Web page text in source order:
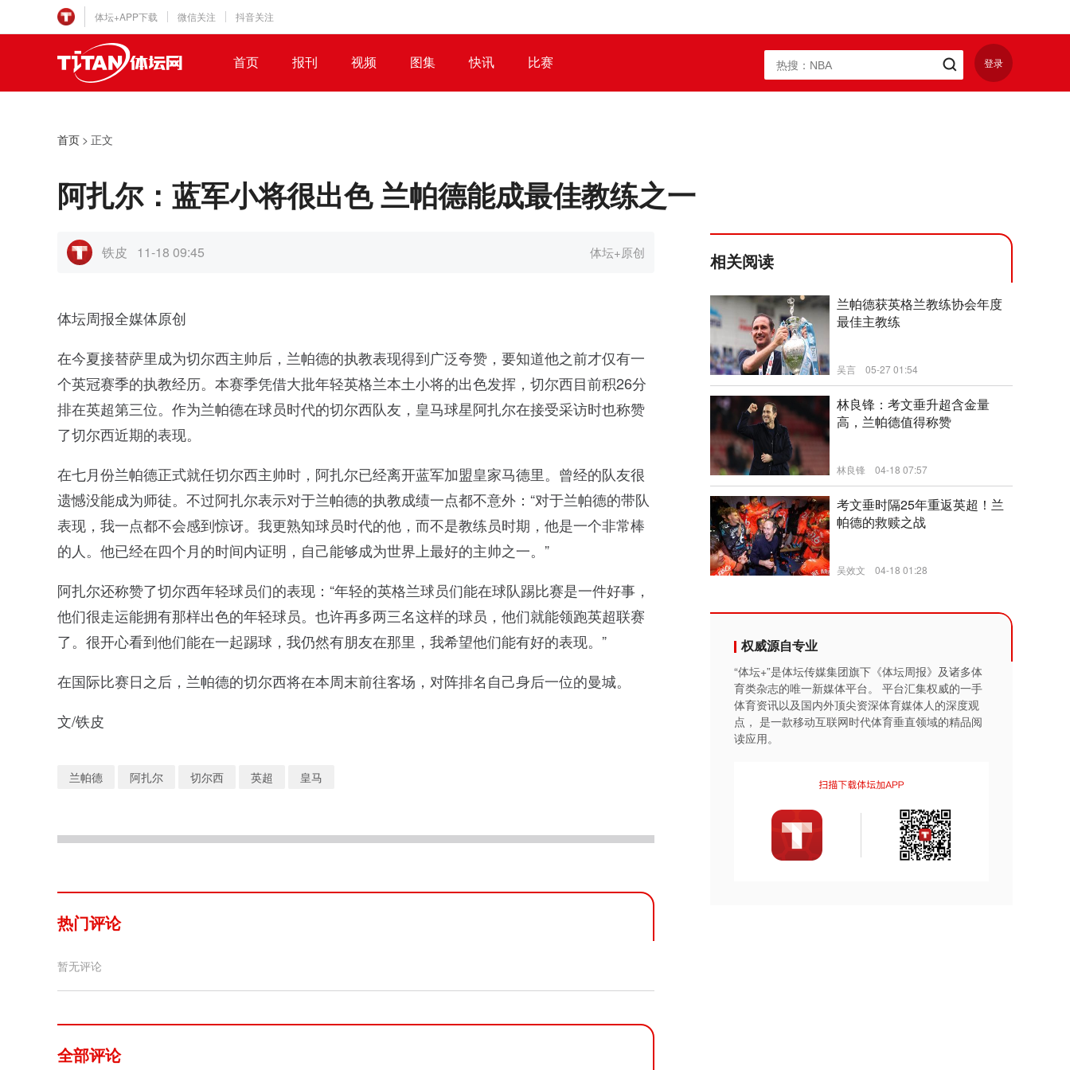
体坛+APP下载 微信关注 抖音关注
首页 报刊 视频 图集 快讯 比赛 登录
首页 > 正文
阿扎尔：蓝军小将很出色 兰帕德能成最佳教练之一
铁皮 11-18 09:45 体坛+原创
体坛周报全媒体原创
在今夏接替萨里成为切尔西主帅后，兰帕德的执教表现得到广泛夸赞，要知道他之前才仅有一
个英冠赛季的执教经历。本赛季凭借大批年轻英格兰本土小将的出色发挥，切尔西目前积26分
排在英超第三位。作为兰帕德在球员时代的切尔西队友，皇马球星阿扎尔在接受采访时也称赞
了切尔西近期的表现。
在七月份兰帕德正式就任切尔西主帅时，阿扎尔已经离开蓝军加盟皇家马德里。曾经的队友很
遗憾没能成为师徒。不过阿扎尔表示对于兰帕德的执教成绩一点都不意外：“对于兰帕德的带队
表现，我一点都不会感到惊讶。我更熟知球员时代的他，而不是教练员时期，他是一个非常棒
的人。他已经在四个月的时间内证明，自己能够成为世界上最好的主帅之一。”
阿扎尔还称赞了切尔西年轻球员们的表现：“年轻的英格兰球员们能在球队踢比赛是一件好事，
他们很走运能拥有那样出色的年轻球员。也许再多两三名这样的球员，他们就能领跑英超联赛
了。很开心看到他们能在一起踢球，我仍然有朋友在那里，我希望他们能有好的表现。”
在国际比赛日之后，兰帕德的切尔西将在本周末前往客场，对阵排名自己身后一位的曼城。
文/铁皮
兰帕德 阿扎尔 切尔西 英超 皇马
热门评论
暂无评论
全部评论
相关阅读
新闻
兰帕德获英格兰教练协会年度
最佳主教练
吴言 05-27 01:54
新闻
林良锋：考文垂升超含金量
高，兰帕德值得称赞
林良锋 04-18 07:57
考文垂时隔25年重返英超！兰
帕德的救赎之战
吴效文 04-18 01:28
权威源自专业
“体坛+”是体坛传媒集团旗下《体坛周报》及诸多体
育类杂志的唯一新媒体平台。 平台汇集权威的一手
体育资讯以及国内外顶尖资深体育媒体人的深度观
点， 是一款移动互联网时代体育垂直领域的精品阅
读应用。